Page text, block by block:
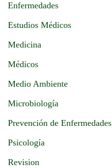
Enfermedades
Estudios Médicos
Medicina
Médicos
Medio Ambiente
Microbiología
Prevención de Enfermedades
Psicología
Revision